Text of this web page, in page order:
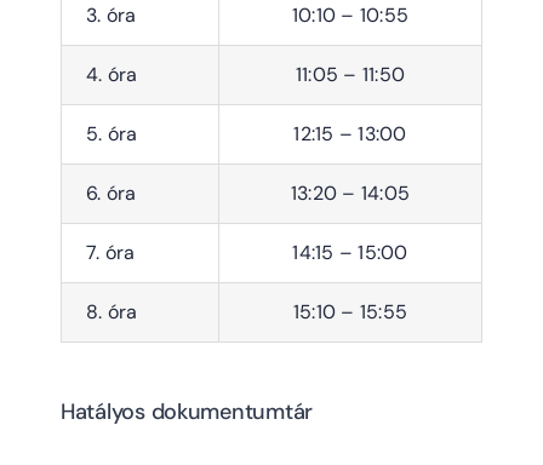
3. óra 10:10 – 10:55
4. óra 11:05 – 11:50
5. óra 12:15 – 13:00
6. óra 13:20 – 14:05
7. óra 14:15 – 15:00
8. óra 15:10 – 15:55
Hatályos dokumentumtár